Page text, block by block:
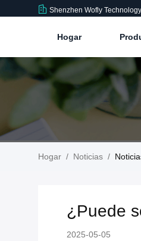
Shenzhen Wofly
Hogar
Hogar / Noticias /
¿Puede
2025-05-05